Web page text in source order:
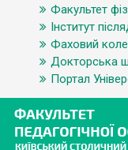
Факультет
Інститут
Фаховий
Докторська
Портал